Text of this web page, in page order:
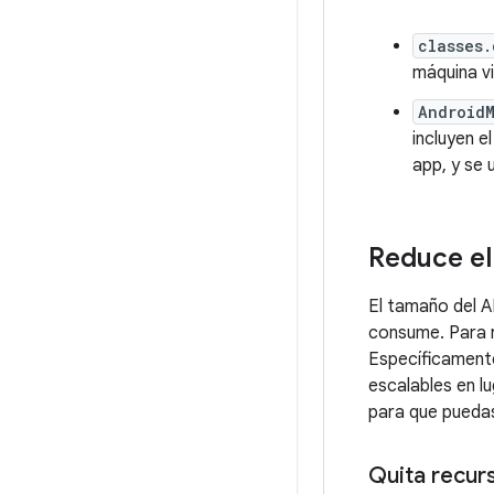
máquina
incluyen
app, y se
Reduce
El tamaño del
consume. Para
escalables en
para que
Quita